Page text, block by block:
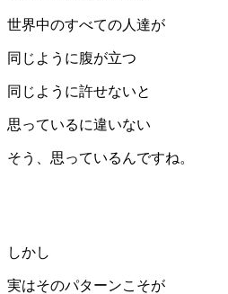
世界中のすべての人達が
同じように腹が立つ
同じように許せないと
思っているに違いない
そう、思っているんですね。
しかし
実はそのパターンこそが